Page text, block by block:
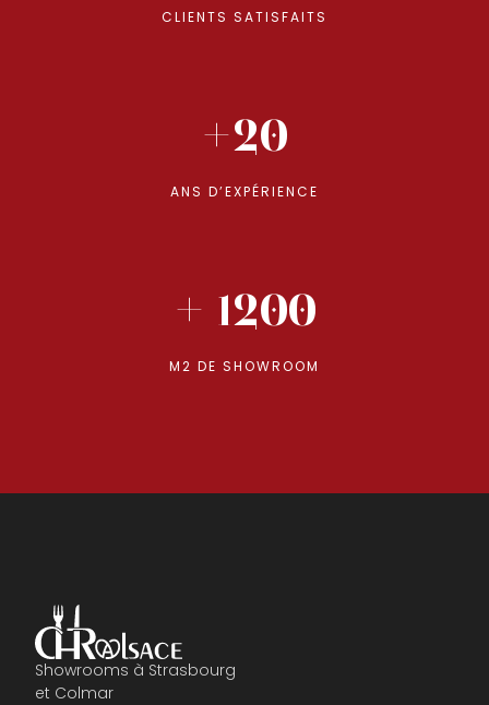
CLIENTS SATISFAITS
+20
ANS D’EXPÉRIENCE
+ 1200
M2 DE SHOWROOM
Showrooms à Strasbourg
et Colmar